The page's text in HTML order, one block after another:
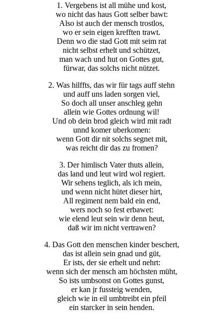
1. Vergebens ist all mühe und kost,
wo nicht das haus Gott selber bawt:
Also ist auch der mensch trostlos,
wo er sein eigen krefften trawt.
Denn wo die stad Gott mit seim rat
nicht selbst erhelt und schützet,
man wach und hut on Gottes gut,
fürwar, das solchs nicht nützet.
2. Was hilffts, das wir für tags auff stehn
und auff uns laden sorgen viel,
So doch all unser anschleg gehn
allein wie Gottes ordnung wil!
Und ob dein brod gleich wird mit radt
unnd komer uberkomen:
wenn Gott dir nit solchs segnet mit,
was reicht dir das zu fromen?
3. Der himlisch Vater thuts allein,
das land und leut wird wol regiert.
Wir sehens teglich, als ich mein,
und wenn nicht hütet dieser hirt,
All regiment nem bald ein end,
wers noch so fest erbawet:
wie elend leut sein wir denn heut,
daß wir im nicht vertrawen?
4. Das Gott den menschen kinder beschert,
das ist allein sein gnad und güt,
Er ists, der sie erhelt und nehrt:
wenn sich der mensch am höchsten müht,
So ists umbsonst on Gottes gunst,
er kan jr fussteig wenden,
gleich wie in eil umbtreibt ein pfeil
ein starcker in sein henden.